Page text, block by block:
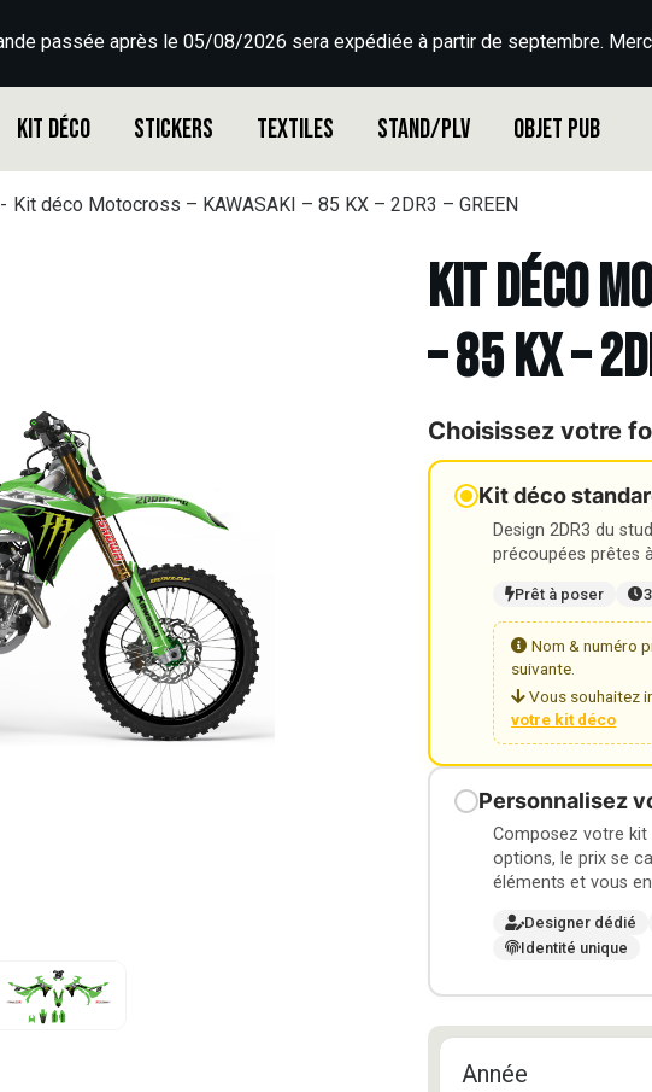
passée après le 05/08/2026 sera expédiée à partir de septembre.
Kit déco Stickers Textiles Stand/PLV Objet Pub
Kit déco Motocross – KAWASAKI – 85 KX – 2DR3 – GREEN
Kit déco
– 85 KX –
Choisissez votre
Kit déco
Design 2DR3 du
précoupées prêtes
Prêt à poser
Nom & numéro
suivante.
Vous souhaitez
votre kit déco
Personnalisez
Composez votre kit
options, le prix se
éléments et vous
Designer dédié
Identité unique
Année